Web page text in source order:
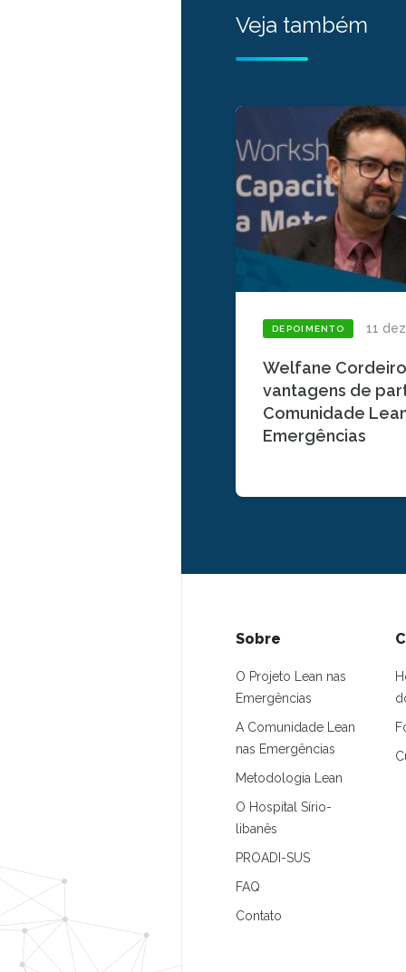
Veja também
DEPOIMENTO 11
Welfane
vantagens de
Comunidade
Emergências
Sobre
O Projeto Lean nas
Emergências
A Comunidade Lean
nas Emergências
Metodologia Lean
O Hospital Sírio-
libanês
PROADI-SUS
FAQ
Contato